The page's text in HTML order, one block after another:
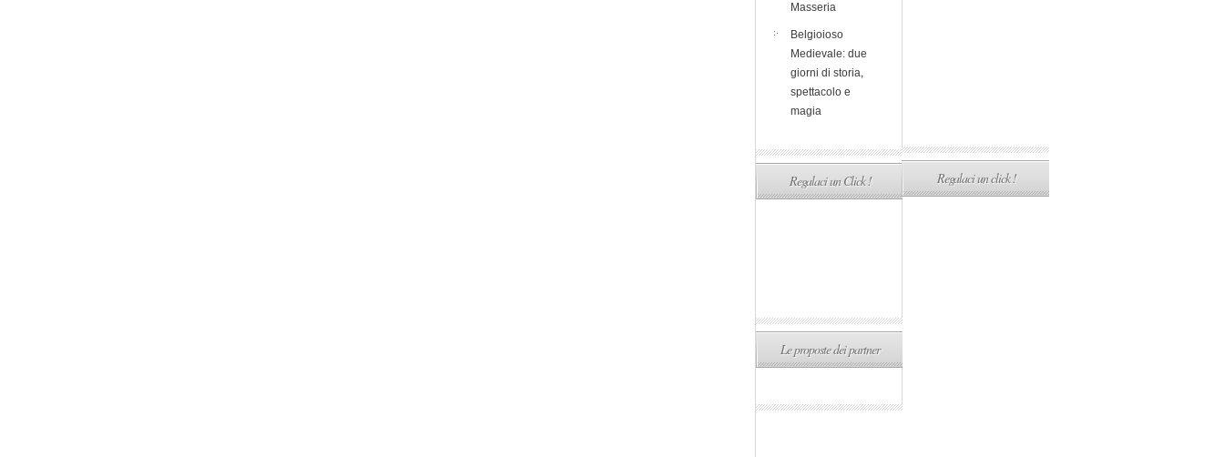
Masseria
Belgioioso
Medievale: due
giorni di storia,
spettacolo e
magia
Regalaci un Click !
Le proposte dei partner
Regalaci un click !